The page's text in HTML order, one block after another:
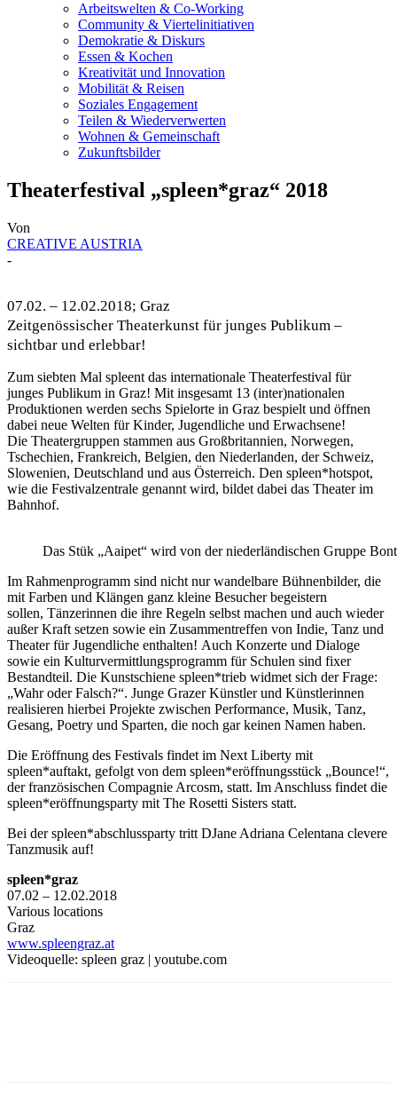
Arbeitswelten & Co-Working
Community & Viertelinitiativen
Demokratie & Diskurs
Essen & Kochen
Kreativität und Innovation
Mobilität & Reisen
Soziales Engagement
Teilen & Wiederverwerten
Wohnen & Gemeinschaft
Zukunftsbilder
Theaterfestival „spleen*graz“ 2018
Von
CREATIVE AUSTRIA
-
07.02. – 12.02.2018; Graz
Zeitgenössischer Theaterkunst für junges Publikum –
sichtbar und erlebbar!
Zum siebten Mal spleent das internationale Theaterfestival für
junges Publikum in Graz! Mit insgesamt 13 (inter)nationalen
Produktionen werden sechs Spielorte in Graz bespielt und öffnen
dabei neue Welten für Kinder, Jugendliche und Erwachsene!
Die Theatergruppen stammen aus Großbritannien, Norwegen,
Tschechien, Frankreich, Belgien, den Niederlanden, der Schweiz,
Slowenien, Deutschland und aus Österreich. Den spleen*hotspot,
wie die Festivalzentrale genannt wird, bildet dabei das Theater im
Bahnhof.
Das Stük „Aaipet“ wird von der niederländischen Gruppe
Im Rahmenprogramm sind nicht nurwandelbare Bühnenbilder, die
mit Farben und Klängen ganz kleine Besucher begeistern
sollen, Tänzerinnen die ihre Regeln selbst machen und auch wieder
außer Kraft setzen sowie ein Zusammentreffen von Indie, Tanz und
Theater für Jugendliche enthalten! Auch Konzerte und Dialoge
sowie ein Kulturvermittlungsprogramm für Schulen sind fixer
Bestandteil. Die Kunstschiene spleen*trieb widmet sich der Frage:
„Wahr oder Falsch?“. Junge Grazer Künstler und Künstlerinnen
realisieren hierbei Projekte zwischen Performance, Musik, Tanz,
Gesang, Poetry und Sparten, die noch gar keinen Namen haben.
Die Eröffnung des Festivals findet im Next Liberty mit
spleen*auftakt, gefolgt von dem spleen*eröffnungsstück „Bounce!“,
der französischen Compagnie Arcosm, statt. Im Anschluss findet die
spleen*eröffnungsparty mit The Rosetti Sisters statt.
Bei der spleen*abschlussparty tritt DJane Adriana Celentana clevere
Tanzmusik auf!
spleen*graz
07.02 – 12.02.2018
Various locations
Graz
www.spleengraz.at
Videoquelle: spleen graz | youtube.com